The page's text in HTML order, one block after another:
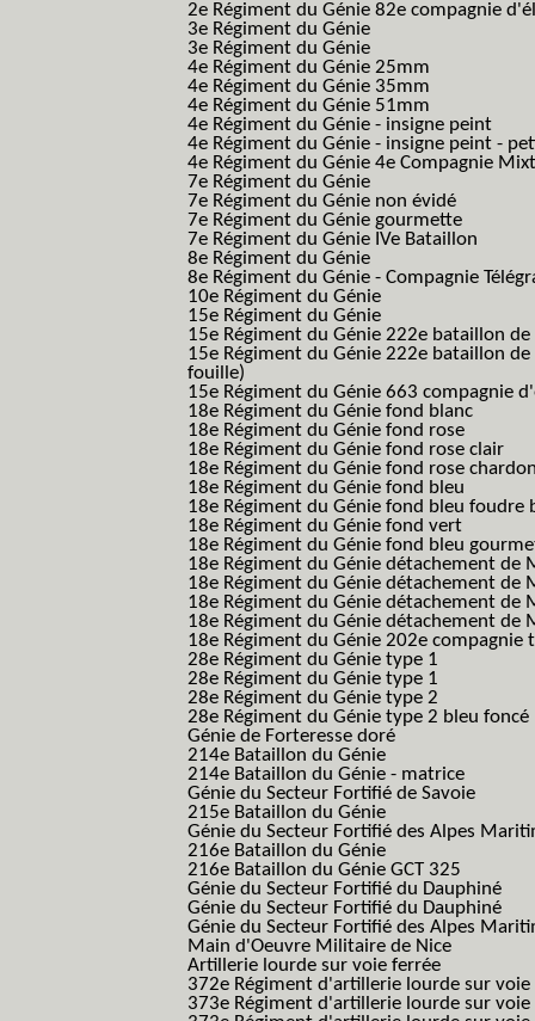
2e Régiment du Génie 82e compagnie
3e Régiment du Génie
3e Régiment du Génie
4e Régiment du Génie 25mm
4e Régiment du Génie 35mm
4e Régiment du Génie 51mm
4e Régiment du Génie - insigne peint
4e Régiment du Génie - insigne peint -
4e Régiment du Génie 4e Compagnie
7e Régiment du Génie
7e Régiment du Génie non évidé
7e Régiment du Génie gourmette
7e Régiment du Génie IVe Bataillon
8e Régiment du Génie
8e Régiment du Génie - Compagnie
10e Régiment du Génie
15e Régiment du Génie
15e Régiment du Génie 222e bataillon
15e Régiment du Génie 222e bataillon
fouille)
15e Régiment du Génie 663 compagnie
18e Régiment du Génie fond blanc
18e Régiment du Génie fond rose
18e Régiment du Génie fond rose clair
18e Régiment du Génie fond rose
18e Régiment du Génie fond bleu
18e Régiment du Génie fond bleu foudre
18e Régiment du Génie fond vert
18e Régiment du Génie fond bleu
18e Régiment du Génie détachement de
18e Régiment du Génie détachement de
18e Régiment du Génie détachement de
18e Régiment du Génie détachement de
18e Régiment du Génie 202e compagnie
28e Régiment du Génie type 1
28e Régiment du Génie type 1
28e Régiment du Génie type 2
28e Régiment du Génie type 2 bleu foncé
Génie de Forteresse doré
214e Bataillon du Génie
214e Bataillon du Génie - matrice
Génie du Secteur Fortifié de Savoie
215e Bataillon du Génie
Génie du Secteur Fortifié des Alpes
216e Bataillon du Génie
216e Bataillon du Génie GCT 325
Génie du Secteur Fortifié du Dauphiné
Génie du Secteur Fortifié du Dauphiné
Génie du Secteur Fortifié des Alpes
Main d'Oeuvre Militaire de Nice
Artillerie lourde sur voie ferrée
372e Régiment d'artillerie lourde sur voie
373e Régiment d'artillerie lourde sur voie